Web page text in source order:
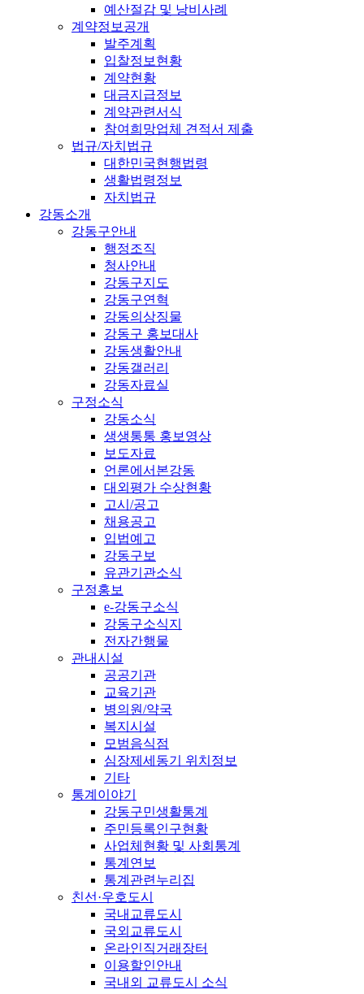
예산절감 및 낭비사례
계약정보공개
발주계획
입찰정보현황
계약현황
대금지급정보
계약관련서식
참여희망업체 견적서 제출
법규/자치법규
대한민국현행법령
생활법령정보
자치법규
강동소개
강동구안내
행정조직
청사안내
강동구지도
강동구연혁
강동의상징물
강동구 홍보대사
강동생활안내
강동갤러리
강동자료실
구정소식
강동소식
생생통통 홍보영상
보도자료
언론에서본강동
대외평가 수상현황
고시/공고
채용공고
입법예고
강동구보
유관기관소식
구정홍보
e-강동구소식
강동구소식지
전자간행물
관내시설
공공기관
교육기관
병의원/약국
복지시설
모범음식점
심장제세동기 위치정보
기타
통계이야기
강동구민생활통계
주민등록인구현황
사업체현황 및 사회통계
통계연보
통계관련누리집
친선·우호도시
국내교류도시
국외교류도시
온라인직거래장터
이용할인안내
국내외 교류도시 소식